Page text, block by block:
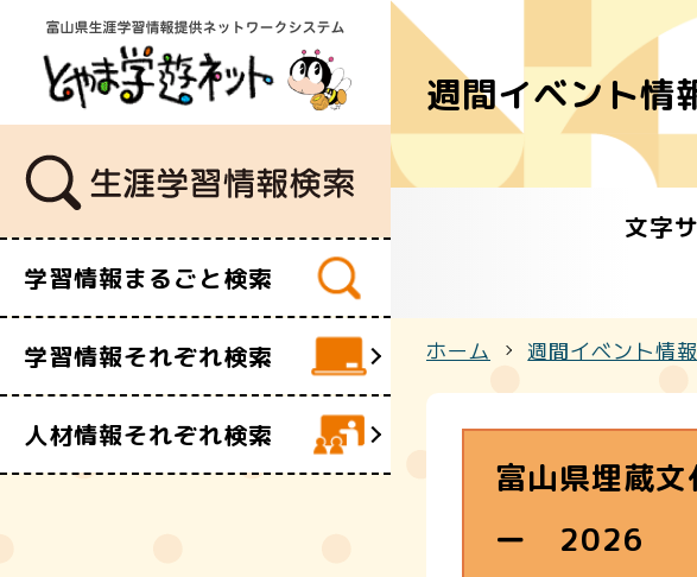
学習情報まるごと検索
学習情報それぞれ検索
学習講座
人材情報それぞれ検索
講師・指導者
ボランティア
週間イベント情
文字
ホーム 週間イベント情
富山県埋蔵
ー 2026